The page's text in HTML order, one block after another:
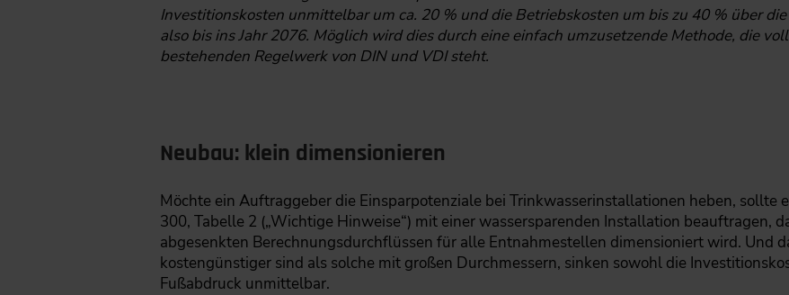
Investitionskosten unmittelbar um ca. 20 % und die Betriebskosten um bis zu 40 % über
also bis ins Jahr 2076. Möglich wird dies durch eine einfach umzusetzende Methode, die
bestehenden Regelwerk von DIN und VDI steht.
Neubau: klein dimensionieren
Möchte ein Auftraggeber die Einsparpotenziale bei Trinkwasserinstallationen heben, sollte
300, Tabelle 2 („Wichtige Hinweise“) mit einer wassersparenden Installation beauftragen,
abgesenkten Berechnungsdurchflüssen für alle Entnahmestellen dimensioniert wird. Und
kostengünstiger sind als solche mit großen Durchmessern, sinken sowohl die
Fußabdruck unmittelbar.